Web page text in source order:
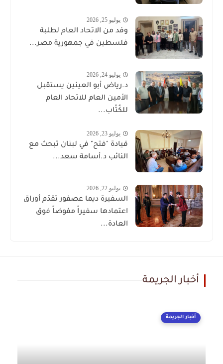
يوليو 25, 2026
وفد من الاتحاد العام لطلبة
فلسطين في جمهورية مصر...
يوليو 24, 2026
د.رياض أبو العينين يستقبل
الأمين العام للاتحاد العام
للكُتّاب...
يوليو 23, 2026
قيادة "فتح" في لبنان تبحث مع
النائب د.أسامة سعد...
يوليو 22, 2026
السفيرة ديما عصفور تقدّم أوراق
اعتمادها سفيراً مفوضاً فوق
العادة...
أخبار الجريمة
أخبار الجريمة